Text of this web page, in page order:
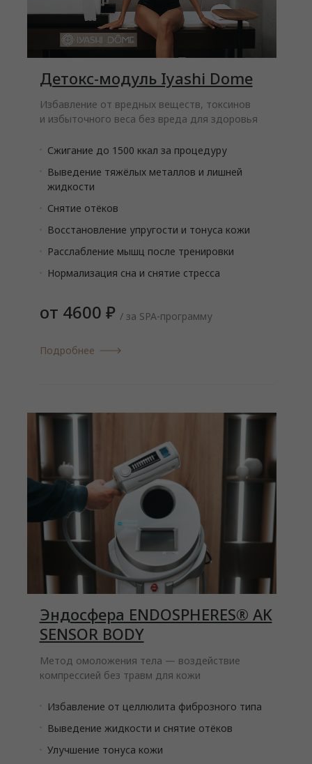
Детокс-модуль Iyashi Dome
Избавление от вредных веществ, токсинов
и избыточного веса без вреда для здоровья
от 4600 ₽ / за SPA-программу
Сжигание до 1500 ккал за процедуру
Выведение тяжёлых металлов и лишней
жидкости
Снятие отёков
Восстановление упругости и тонуса кожи
Расслабление мышц после тренировки
Нормализация сна и снятие стресса
Подробнее
Эндосфера ENDOSPHERES® AK
SENSOR BODY
Метод омоложения тела — воздействие
компрессией без травм для кожи
Избавление от целлюлита фиброзного типа
Выведение жидкости и снятие отёков
Улучшение тонуса кожи